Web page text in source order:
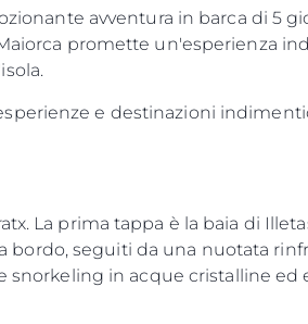
avventura in barca di 5
promette un'esperienza
e destinazioni
La prima tappa è la baia di
bordo, seguiti da una nuotata
snorkeling in acque cristalline ed